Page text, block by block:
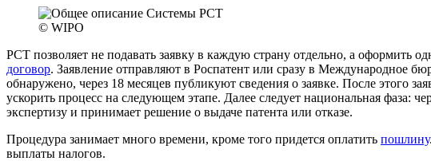
© WIPO
PCT позволяет не подавать заявку в каждую страну отдельно, а оформить
договор. Заявление отправляют в Роспатент или сразу в Международное
обнаружено, через 18 месяцев публикуют сведения о заявке. После этого
ускорить процесс на следующем этапе. Далее следует национальная фаза:
экспертизу и принимает решение о выдаче патента или отказе.
Процедура занимает много времени, кроме того придется оплатить пошлину
выплаты налогов.